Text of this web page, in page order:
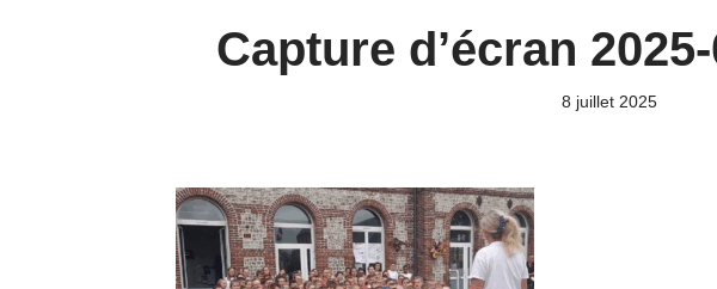
Capture d’écran
8 juillet 2025